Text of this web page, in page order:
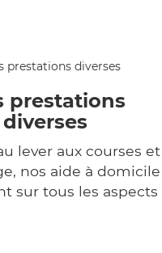
prestations
diverses
lever aux courses et
nos aide à domicile
sur tous les aspects